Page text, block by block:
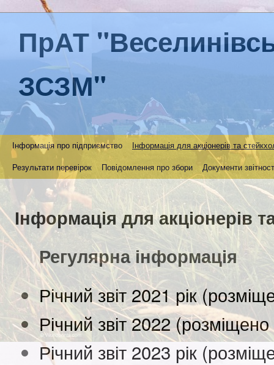
ПрАТ
ЗСЗМ"
Інформація про підприємство Інформація для акціонерів та
Результати перевірок Повідомлення про збори Документи
Інформація для акціонерів
Регулярна інформація
Річний звіт 2021 рік
Річний звіт 2022
Річний звіт 2023 рік